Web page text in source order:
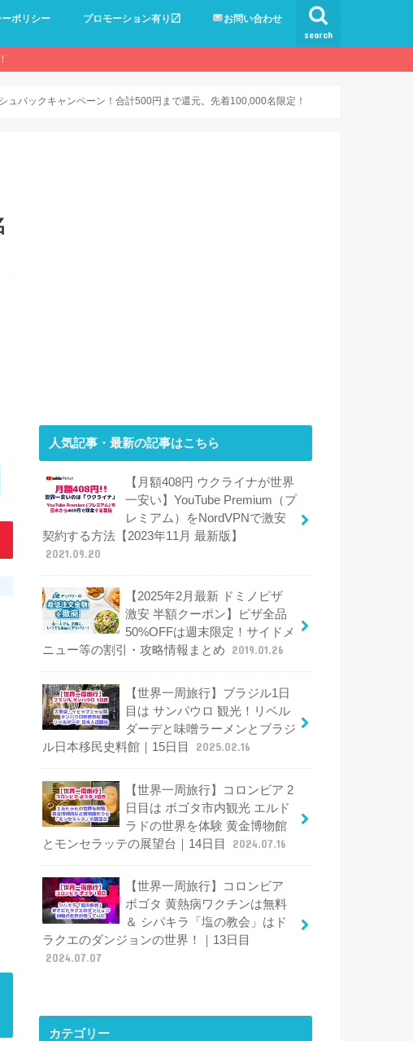
search
ポリシー プロモーション有り〼 お問い合わせ
ュバックキャンペーン！合計500円まで還元。先着100,000名限定！
人気記事・最新の記事はこちら
【月額408円 ウクライナが世界
一安い】YouTube Premium（プ
レミアム）をNordVPNで激安
契約する方法【2023年11月 最新版】
2021.09.20
【2025年2月最新 ドミノピザ
激安 半額クーポン】ピザ全品
50%OFFは週末限定！サイドメ
ニュー等の割引・攻略情報まとめ
2019.01.26
【世界一周旅行】ブラジル1日
目は サンパウロ 観光！リベル
ダーデと味噌ラーメンとブラジ
ル日本移民史料館｜15日目
2025.02.16
【世界一周旅行】コロンビア 2
日目は ボゴタ市内観光 エルド
ラドの世界を体験 黄金博物館
とモンセラッテの展望台｜14日目
2024.07.16
【世界一周旅行】コロンビア
ボゴタ 黄熱病ワクチンは無料
＆ シパキラ「塩の教会」はド
ラクエのダンジョンの世界！｜13日目
2024.07.07
カテゴリー